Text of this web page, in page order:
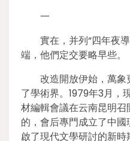
一
實在，并列“四年夜
端，他們定交要略早些。
改造開放伊始，萬
了學術界。1979年3月，
材編輯會議在云南昆明
的，會后專門成立了中
啟了現代文學研討的新